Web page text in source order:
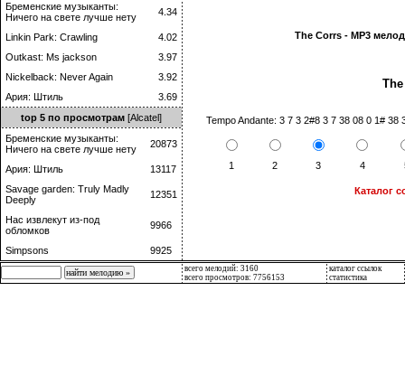
Бременские музыканты:
Ничего на свете лучше нету
4.34
Linkin Park: Crawling
4.02
Outkast: Ms jackson
3.97
Nickelback: Never Again
3.92
Ария: Штиль
3.69
top 5 по просмотрам [Alcatel]
Бременские музыканты:
Ничего на свете лучше нету
20873
Ария: Штиль
13117
Savage garden: Truly Madly
Deeply
12351
Нас извлекут из-под
обломков
9966
Simpsons 9925
The Corrs - MP3
Tempo Andante: 3 7 3 2#8 3 7 38 08 0 1#
1 2 3 4
Каталог
всего мелодий: 3160
всего просмотров: 7756153
каталог ссылок
статистика